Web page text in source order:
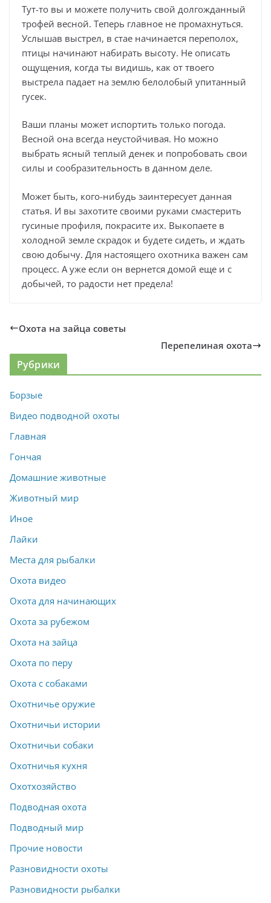
Тут-то вы и можете получить свой долгожданный
трофей весной. Теперь главное не промахнуться.
Услышав выстрел, в стае начинается переполох,
птицы начинают набирать высоту. Не описать
ощущения, когда ты видишь, как от твоего
выстрела падает на землю белолобый упитанный
гусек.
Ваши планы может испортить только погода.
Весной она всегда неустойчивая. Но можно
выбрать ясный теплый денек и попробовать свои
силы и сообразительность в данном деле.
Может быть, кого-нибудь заинтересует данная
статья. И вы захотите своими руками смастерить
гусиные профиля, покрасите их. Выкопаете в
холодной земле скрадок и будете сидеть, и ждать
свою добычу. Для настоящего охотника важен сам
процесс. А уже если он вернется домой еще и с
добычей, то радости нет предела!
Охота на зайца советы
Перепелиная охота
Рубрики
Борзые
Видео подводной охоты
Главная
Гончая
Домашние животные
Животный мир
Иное
Лайки
Места для рыбалки
Охота видео
Охота для начинающих
Охота за рубежом
Охота на зайца
Охота по перу
Охота с собаками
Охотничье оружие
Охотничьи истории
Охотничьи собаки
Охотничья кухня
Охотхозяйство
Подводная охота
Подводный мир
Прочие новости
Разновидности охоты
Разновидности рыбалки